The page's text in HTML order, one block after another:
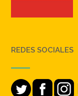
REDES SOCIALES